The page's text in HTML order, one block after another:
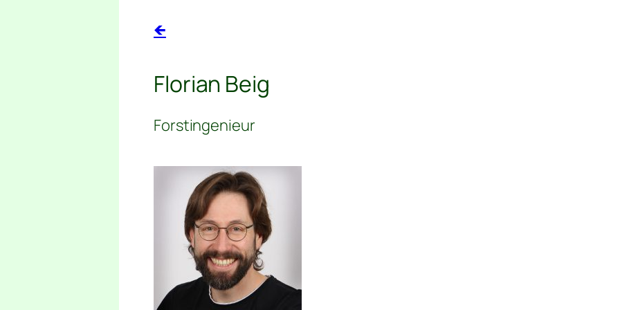
🡸
Florian Beig
Forstingenieur